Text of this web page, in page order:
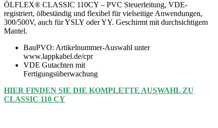
ÖLFLEX® CLASSIC 110CY – PVC Steuerleitung, VDE-
registriert, ölbeständig und flexibel für vielseitige Anwendungen,
300/500V, auch für YSLY oder YY. Geschirmt mit durchsichtigem
Mantel.
BauPVO: Artikelnummer-Auswahl unter
www.lappkabel.de/cpr
VDE Gutachten mit
Fertigungsüberwachung
HIER FINDEN SIE DIE KOMPLETTE AUSWAHL ZU
CLASSIC 110 CY